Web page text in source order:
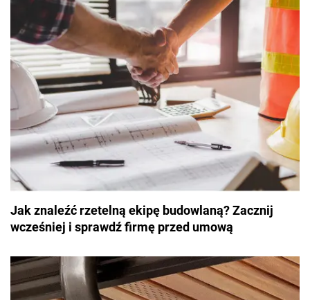
Jak znaleźć rzetelną ekipę budowlaną? Zacznij
wcześniej i sprawdź firmę przed umową